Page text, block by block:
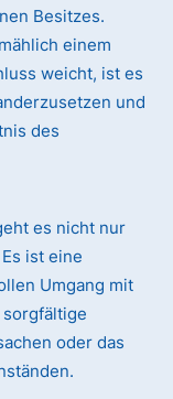
Besitzes.
einem
weicht, ist es
und
des
es nicht nur
ist eine
Umgang mit
oder das